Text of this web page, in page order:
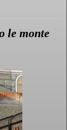
le monte